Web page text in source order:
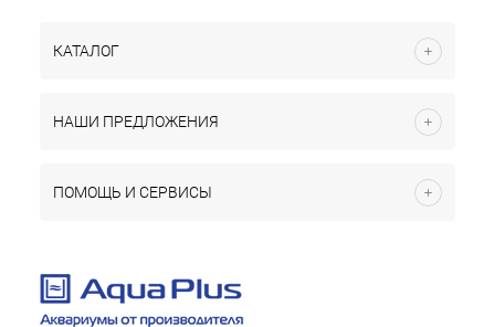
КАТАЛОГ
НАШИ ПРЕДЛОЖЕНИЯ
ПОМОЩЬ И СЕРВИСЫ